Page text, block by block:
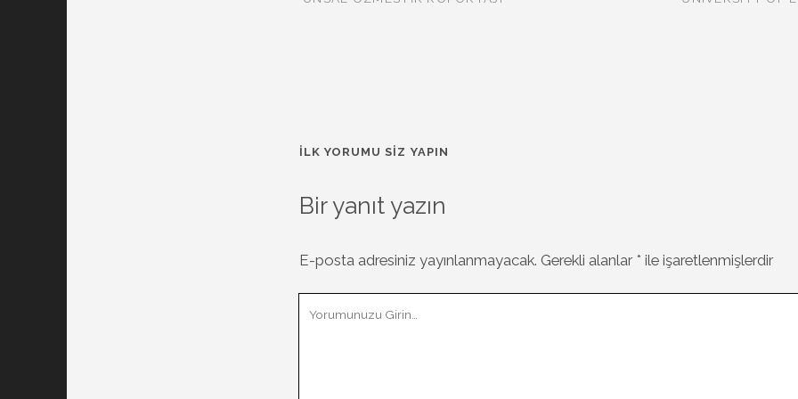
İLK YORUMU SIZ YAPIN
Bir yanıt yazın
E-posta adresiniz yayınlanmayacak. Gerekli alanlar * ile işaretlenmişlerdir